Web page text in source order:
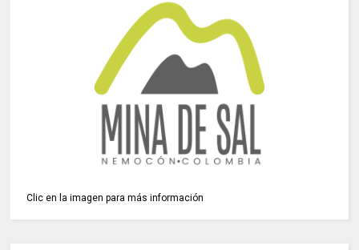
Clic en la imagen para más información